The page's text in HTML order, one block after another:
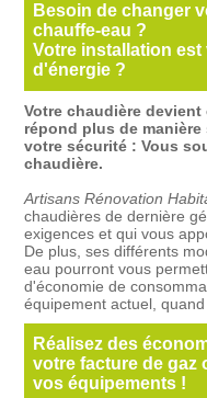
Besoin de changer
chauffe-eau ?
Votre installation
d'énergie ?
Votre chaudière
répond plus de
votre sécurité : Vous
chaudière.
Artisans Rénovation
chaudières de dernière
exigences et qui vous
De plus, ses différents
eau pourront vous
d'économie de
équipement actuel,
Réalisez des
votre facture de gaz
vos équipements !